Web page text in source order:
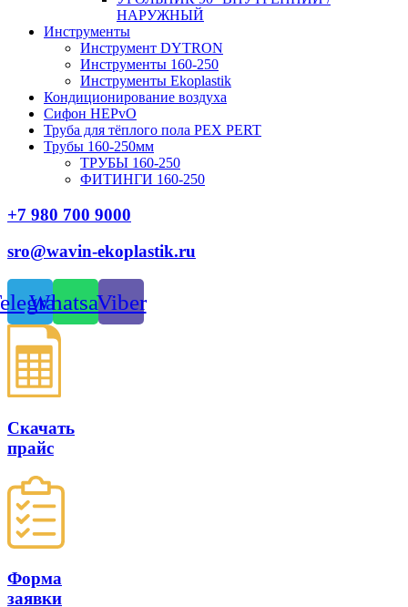
НАРУЖНЫЙ
Инструменты
Инструмент DYTRON
Инструменты 160-250
Инструменты Ekoplastik
Кондиционирование воздуха
Сифон HEPvO
Труба для тёплого пола PEX PERT
Трубы 160-250мм
ТРУБЫ 160-250
ФИТИНГИ 160-250
+7 980 700 9000
sro@wavin-ekoplastik.ru
WhatsappViber
Скачать
прайс
Форма
заявки